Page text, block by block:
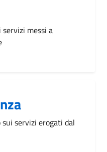
messi a
servizi erogati dal